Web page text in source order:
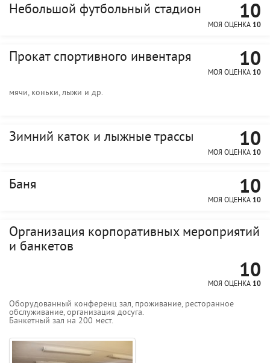
Небольшой футбольный стадион 10
МОЯ ОЦЕНКА 10
Прокат спортивного инвентаря 10
МОЯ ОЦЕНКА 10
мячи, коньки, лыжи и др.
Зимний каток и лыжные трассы 10
МОЯ ОЦЕНКА 10
Баня 10
МОЯ ОЦЕНКА 10
Организация корпоративных мероприятий
и банкетов
10
МОЯ ОЦЕНКА 10
Оборудованный конференц зал, проживание, ресторанное
обслуживание, организация досуга.
Банкетный зал на 200 мест.